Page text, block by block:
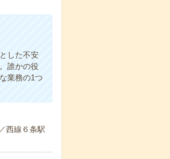
した不安
誰かの役
業務の1つ
西線６条駅